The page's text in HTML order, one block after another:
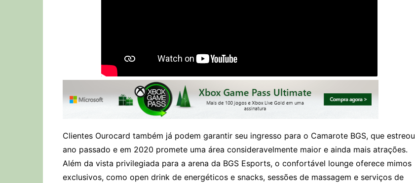
Clientes Ourocard também já podem garantir seu ingresso para o Camarote BGS, que estreou
ano passado e em 2020 promete uma área consideravelmente maior e ainda mais atrações.
Além da vista privilegiada para a arena da BGS Esports, o confortável lounge oferece mimos
exclusivos, como open drink de energéticos e snacks, sessões de massagem e serviços de